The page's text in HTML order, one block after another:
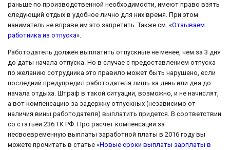
раньше по производственной необходимости, имеют право взять
следующий отдых в удобное лично для них время. При этом
наниматель не вправе им это запретить. Также см. «Отзываем
работника из отпуска».
Работодатель должен выплатить отпускные не менее, чем за 3 дня
до даты начала отпуска. Но в случае с предоставлением отпуска
по желанию сотрудника это правило может быть нарушено, если
последний предупредил работодателя лишь за день или два до
начала отдыха. Штраф в такой ситуации, возможно, и не начислят,
а вот компенсацию за задержку отпускных (независимо от
наличия вины работодателя) выплатить придется. В соответствии
со статьей 236 ТК РФ. Про расчет компенсаций за
несвоевременную выплаты заработной платы в 2016 году вы
можете прочитать в статье «Новые сроки выплаты зарплаты в